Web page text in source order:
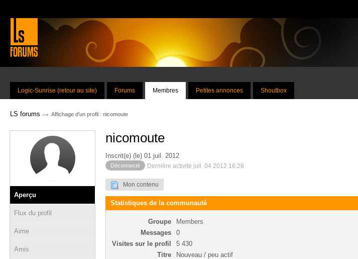
Logic-Sunrise (retour au site) Forums Membres Petites annonces Shoutbox
LS forums → Affichage d'un profil : nicomoute
Aperçu
Flux du profil
Aime
Amis
nicomoute
Inscrit(e) (le) 01 juil. 2012
Déconnecté Dernière activité juil. 04 2012 16:26
Mon contenu
Statistiques de la communauté
Groupe
Members
Messages
0
Visites sur le profil
5 430
Titre
Nouveau / peu actif